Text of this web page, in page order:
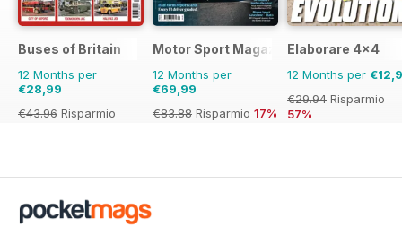
Buses of Britain
12 Months per
€28,99
€43.96 Risparmio
Motor Sport Magazine
12 Months per
€69,99
€83.88 Risparmio 17%
Elaborare 4x4
12 Months per
€29.94 Risparmio
57%